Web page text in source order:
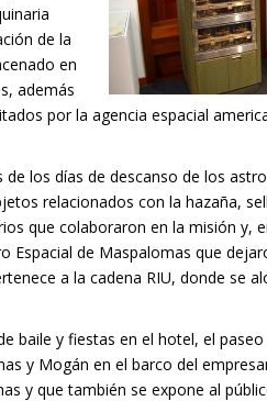
de la
en
además
por la agencia espacial
los días de descanso de los
relacionados con la hazaña,
que colaboraron en la misión y,
Espacial de Maspalomas que
a la cadena RIU, donde se
baile y fiestas en el hotel, el
y Mogán en el barco del
y que también se expone al